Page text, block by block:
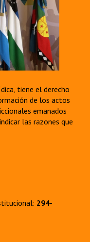
tiene el derecho
de los actos
emanados
las razones que
294-